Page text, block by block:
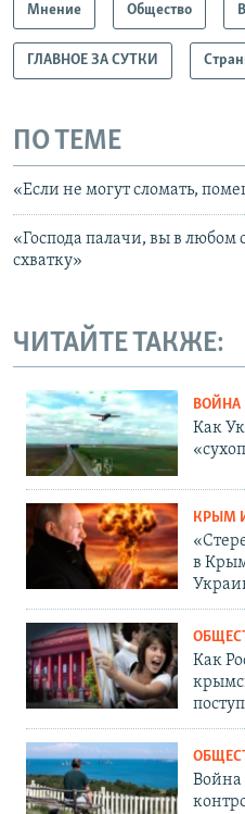
Мнение Общество
ГЛАВНОЕ ЗА СУТКИ
ПО ТЕМЕ
«Если не могут сломать,
«Господа палачи, вы в любом
схватку»
ЧИТАЙТЕ ТАКЖЕ:
ВОЙНА
Как
КРЫМ
в
Как
Война